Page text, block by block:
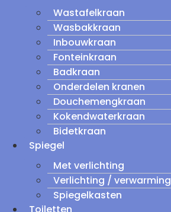
Wastafelkraan
Wasbakkraan
Inbouwkraan
Fonteinkraan
Badkraan
Onderdelen kranen
Douchemengkraan
Kokendwaterkraan
Bidetkraan
Spiegel
Met verlichting
Verlichting / verwarming
Spiegelkasten
Toiletten